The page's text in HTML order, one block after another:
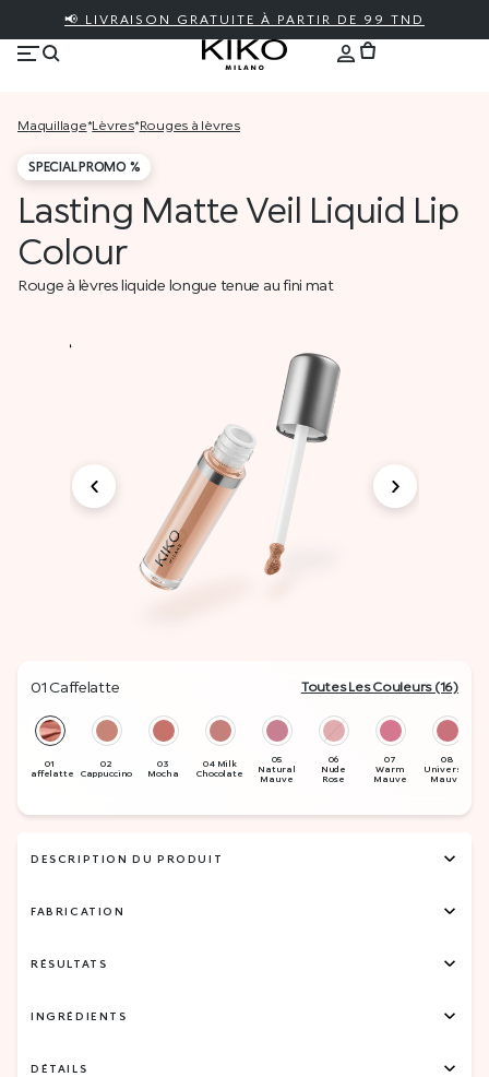
📢 LIVRAISON GRATUITE À PARTIR DE 99 TND
maquillage* lèvres* rouges à lèvres
SPECIAL PROMO %
Lasting Matte Veil Liquid Lip
Colour
Rouge à lèvres liquide longue tenue au fini mat
Toutes Les Couleurs (16)
01 Caffelatte
DESCRIPTION DU PRODUIT
FABRICATION
RÉSULTATS
INGRÉDIENTS
DÉTAILS